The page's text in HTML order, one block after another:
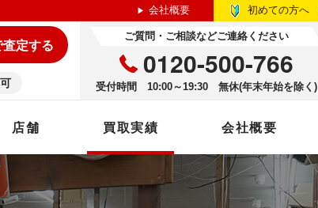
会社概要 初めての方へ
査定する
ご質問・ご相談などご連絡ください
0120-500-766
受付時間 10:00～19:30 無休(年末年始を除く)
店舗 買取実績 会社概要